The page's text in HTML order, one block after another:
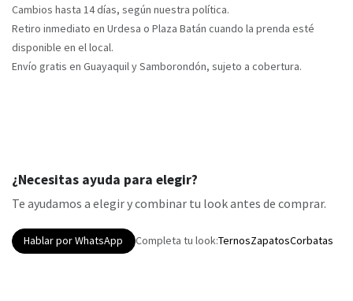
Cambios hasta 14 días, según nuestra política.
Retiro inmediato en Urdesa o Plaza Batán cuando la prenda esté
disponible en el local.
Envío gratis en Guayaquil y Samborondón, sujeto a cobertura.
¿Necesitas ayuda para elegir?
Te ayudamos a elegir y combinar tu look antes de comprar.
Hablar por WhatsApp Completa tu look:TernosZapatosCorbatas